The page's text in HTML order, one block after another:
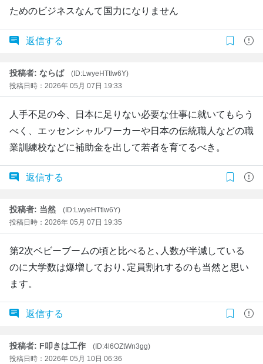
ためのビジネスなんて国力になりません
返信する
投稿者: ならば
(ID:LwyeHTtlw6Y)
投稿日時：2026年 05月 07日 19:33
人手不足の今、日本に足りない必要な仕事に就いてもらう
べく、エッセンシャルワーカーや日本の伝統職人などの職
業訓練校などに補助金を出して若者を育てるべき。
返信する
投稿者: 当然
(ID:LwyeHTtlw6Y)
投稿日時：2026年 05月 07日 19:35
第2次ベビーブームの頃と比べると､人数が半減している
のに大学数は爆増しており､定員割れするのも当然と思い
ます。
返信する
投稿者: F叩きは工作
(ID:4l6OZtWn3gg)
投稿日時：2026年 05月 10日 06:36